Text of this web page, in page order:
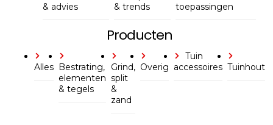
& advies
& trends
toepassingen
Producten
Alles Bestrating,
elementen
& tegels
Grind,
split
&
zand
Overig
Tuin
accessoires Tuinhout